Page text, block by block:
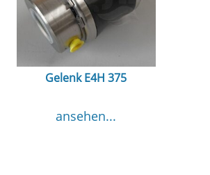
Gelenk E4H 375
ansehen...